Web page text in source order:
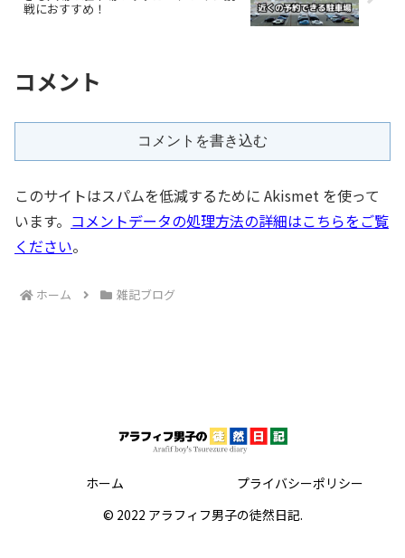
戦におすすめ！
コメント
コメントを書き込む
このサイトはスパムを低減するために Akismet を使って
います。 コメントデータの処理方法の詳細はこちらをご覧
ください。
ホーム 雑記ブログ
ホーム
プライバシーポリシー
© 2022 アラフィフ男子の徒然日記.